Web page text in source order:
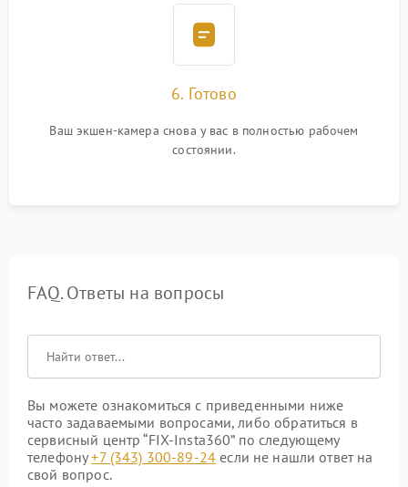
6. Готово
Ваш экшен-камера снова у вас в полностью рабочем
состоянии.
FAQ. Ответы на вопросы
Вы можете ознакомиться с приведенными ниже
часто задаваемыми вопросами, либо обратиться в
сервисный центр “FIX-Insta360” по следующему
телефону+7 (343) 300-89-24 если не нашли ответ на
свой вопрос.